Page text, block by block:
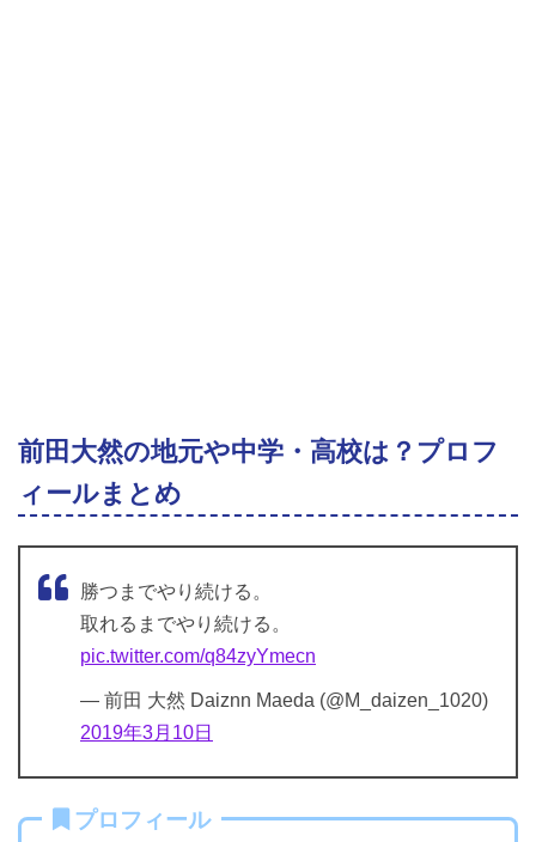
前田大然の地元や中学・高校は？プロフ
ィールまとめ
勝つまでやり続ける。
取れるまでやり続ける。
pic.twitter.com/q84zyYmecn
— 前田 大然 Daiznn Maeda (@M_daizen_1020)
2019年3月10日
プロフィール